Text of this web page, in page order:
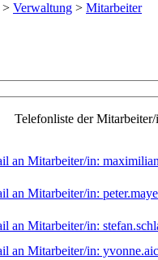
> Verwaltung > Mitarbeiter
Telefonliste der